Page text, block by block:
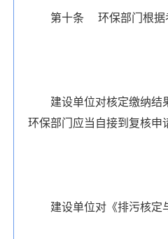
第十条 环保部门根据考
建设单位对核定缴纳结果
环保部门应当自接到复核申
建设单位对《排污核定与